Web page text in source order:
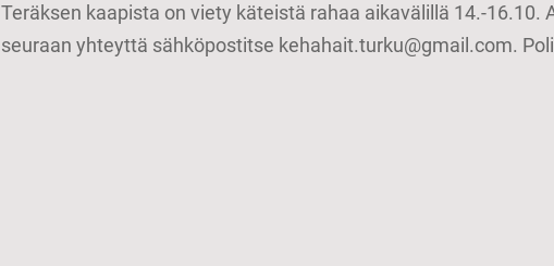
Teräksen kaapista on viety käteistä rahaa aikavälillä 14.-
seuraan yhteyttä sähköpostitse kehahait.turku@gmail.com.